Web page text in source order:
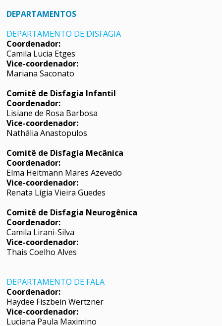
DEPARTAMENTOS
DEPARTAMENTO DE DISFAGIA
Coordenador:
Camila Lucia Etges
Vice-coordenador:
Mariana Saconato
Comitê de Disfagia Infantil
Coordenador:
Lisiane de Rosa Barbosa
Vice-coordenador:
Nathália Anastopulos
Comitê de Disfagia Mecânica
Coordenador:
Elma Heitmann Mares Azevedo
Vice-coordenador:
Renata Lígia Vieira Guedes
Comitê de Disfagia Neurogênica
Coordenador:
Camila Lirani-Silva
Vice-coordenador:
Thais Coelho Alves
DEPARTAMENTO DE FALA
Coordenador:
Haydee Fiszbein Wertzner
Vice-coordenador:
Luciana Paula Maximino